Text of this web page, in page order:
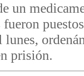
un
fueron
prisión.